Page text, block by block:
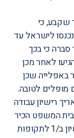
שקבע, כי
שנכנסו לישראל עד
סברה כי בכך
לאחר מכן
מדובר באפלייה שכן
מופלים לטובה.
רישיון עבודה
27 ח', נקבע כי בית המשפט הכיר
כבר במקרים אחרים, כי ניתן להאריך רישיון ב/1 לתקופות